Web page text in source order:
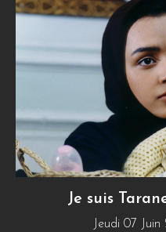
Je suis
Jeudi 07